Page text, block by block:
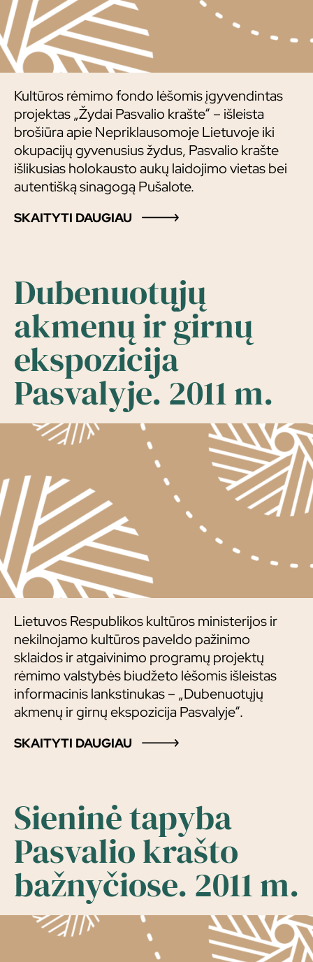
Kultūros rėmimo fondo lėšomis įgyvendintas
projektas „Žydai Pasvalio krašte“ – išleista
brošiūra apie Nepriklausomoje Lietuvoje iki
okupacijų gyvenusius žydus, Pasvalio krašte
išlikusias holokausto aukų laidojimo vietas bei
autentišką sinagogą Pušalote.
SKAITYTI DAUGIAU
Dubenuotųjų
akmenų ir girnų
ekspozicija
Pasvalyje. 2011 m.
Lietuvos Respublikos kultūros ministerijos ir
nekilnojamo kultūros paveldo pažinimo
sklaidos ir atgaivinimo programų projektų
rėmimo valstybės biudžeto lėšomis išleistas
informacinis lankstinukas – „Dubenuotųjų
akmenų ir girnų ekspozicija Pasvalyje“.
SKAITYTI DAUGIAU
Sieninė tapyba
Pasvalio krašto
bažnyčiose. 2011 m.